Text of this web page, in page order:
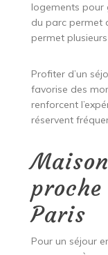
logements pour
du parc permet
permet
Profiter d’un
favorise des
renforcent
réservent
Paris
Pour un séjour